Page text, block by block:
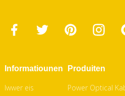
Informatiounen
Iwwer eis
Produiten
Power Optical